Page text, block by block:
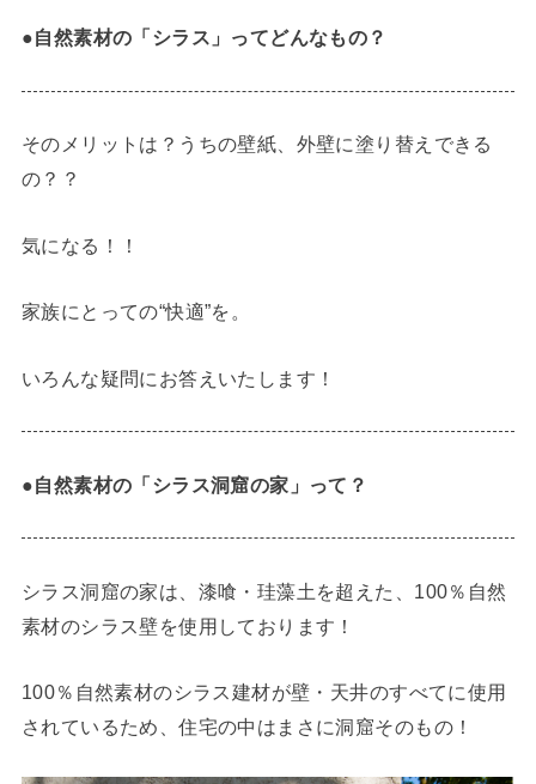
●自然素材の「シラス」ってどんなもの？
そのメリットは？うちの壁紙、外壁に塗り替えできる
の？？
気になる！！
家族にとっての“快適”を。
いろんな疑問にお答えいたします！
●自然素材の「シラス洞窟の家」って？
シラス洞窟の家は、漆喰・珪藻土を超えた、100％自然
素材のシラス壁を使用しております！
100％自然素材のシラス建材が壁・天井のすべてに使用
されているため、住宅の中はまさに洞窟そのもの！